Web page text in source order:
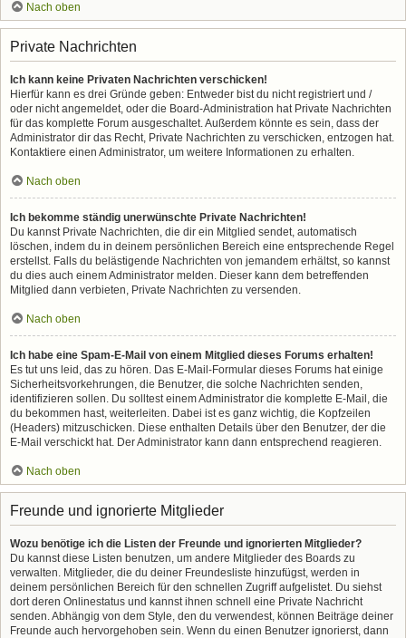
Nach oben
Private Nachrichten
Ich kann keine Privaten Nachrichten verschicken!
Hierfür kann es drei Gründe geben: Entweder bist du nicht registriert und /
oder nicht angemeldet, oder die Board-Administration hat Private Nachrichten
für das komplette Forum ausgeschaltet. Außerdem könnte es sein, dass der
Administrator dir das Recht, Private Nachrichten zu verschicken, entzogen hat.
Kontaktiere einen Administrator, um weitere Informationen zu erhalten.
Nach oben
Ich bekomme ständig unerwünschte Private Nachrichten!
Du kannst Private Nachrichten, die dir ein Mitglied sendet, automatisch
löschen, indem du in deinem persönlichen Bereich eine entsprechende Regel
erstellst. Falls du belästigende Nachrichten von jemandem erhältst, so kannst
du dies auch einem Administrator melden. Dieser kann dem betreffenden
Mitglied dann verbieten, Private Nachrichten zu versenden.
Nach oben
Ich habe eine Spam-E-Mail von einem Mitglied dieses Forums erhalten!
Es tut uns leid, das zu hören. Das E-Mail-Formular dieses Forums hat einige
Sicherheitsvorkehrungen, die Benutzer, die solche Nachrichten senden,
identifizieren sollen. Du solltest einem Administrator die komplette E-Mail, die
du bekommen hast, weiterleiten. Dabei ist es ganz wichtig, die Kopfzeilen
(Headers) mitzuschicken. Diese enthalten Details über den Benutzer, der die
E-Mail verschickt hat. Der Administrator kann dann entsprechend reagieren.
Nach oben
Freunde und ignorierte Mitglieder
Wozu benötige ich die Listen der Freunde und ignorierten Mitglieder?
Du kannst diese Listen benutzen, um andere Mitglieder des Boards zu
verwalten. Mitglieder, die du deiner Freundesliste hinzufügst, werden in
deinem persönlichen Bereich für den schnellen Zugriff aufgelistet. Du siehst
dort deren Onlinestatus und kannst ihnen schnell eine Private Nachricht
senden. Abhängig von dem Style, den du verwendest, können Beiträge deiner
Freunde auch hervorgehoben sein. Wenn du einen Benutzer ignorierst, dann